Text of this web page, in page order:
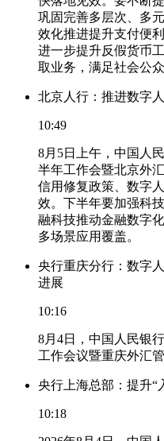
巩固完善多层次、多
效化推进提升支付便
进一步提升反假货币
取业务，满足社会公
北京人行：推进数字
10:49
8月5日上午，中国人
半年工作会暨北京外
信用修复政策、数字
效。下半年要加强科
融科技推动金融数字
多场景应用覆盖。
央行重庆分行：数字
进展
10:16
8月4日，中国人民银
工作会议暨重庆外汇
央行上海总部：提升“
10:18